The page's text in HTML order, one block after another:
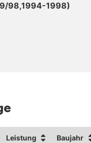
98,1994-1998)
Leistung Baujahr